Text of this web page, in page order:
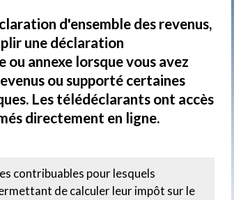
d'ensemble des revenus,
une déclaration
ou annexe lorsque vous avez
ou supporté certaines
Les télédéclarants ont accès
directement en ligne.
contribuables pour lesquels
de calculer leur impôt sur le